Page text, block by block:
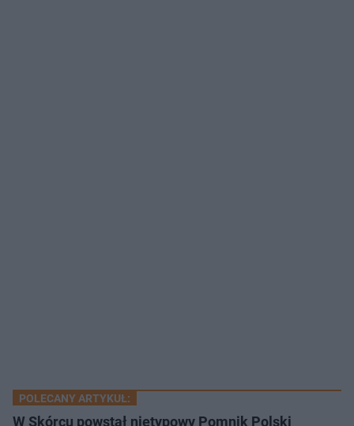
POLECANY ARTYKUŁ:
W Skórcu powstał nietypowy Pomnik Polski